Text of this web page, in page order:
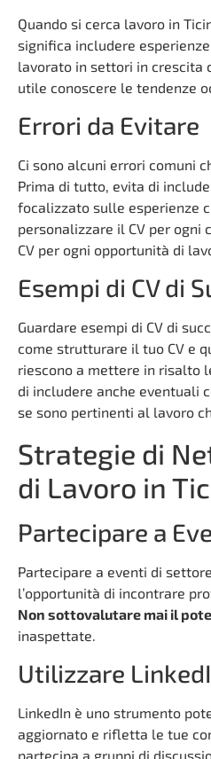
Quando si cerca lavoro in
significa includere
lavorato in settori in crescita
utile conoscere le tendenze
Errori da Evitare
Ci sono alcuni errori comuni
Prima di tutto, evita di
focalizzato sulle esperienze
personalizzare il CV per ogni
CV per ogni opportunità di
Esempi di CV di
Guardare esempi di CV di
come strutturare il tuo CV e
riescono a mettere in risalto
di includere anche eventuali
se sono pertinenti al lavoro
Strategie di
di Lavoro in
Partecipare a
Partecipare a eventi di
l’opportunità di incontrare
Non sottovalutare mai il
inaspettate.
Utilizzare
LinkedIn è uno strumento
aggiornato e rifletta le tue
partecipa a gruppi di